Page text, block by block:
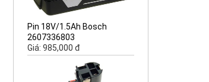
Pin 18V/1.5Ah Bosch
2607336803
Giá: 985,000 đ